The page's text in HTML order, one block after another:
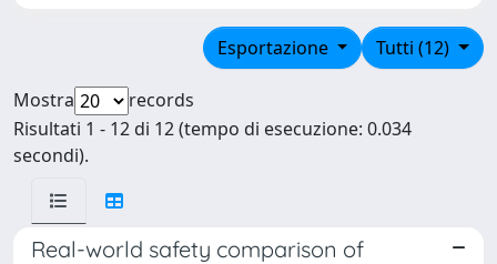
Tutti (12)
Esportazione
Mostra
records
Risultati 1 - 12 di 12 (tempo di esecuzione: 0.034
secondi).
Real-world safety comparison of